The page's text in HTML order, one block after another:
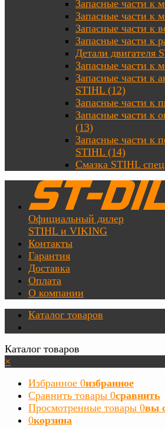
Запасные части к
Запасные части к
Запасные части к
Запасные части к
Детали двигателя
Запасные части к
Запасные части к
STIHL (12)
Запасные части к
Запасные части к
(13)
Запасные части к
STIHL (14)
Смазка STIHL
Официальный дилер
STIHL и VIKING
Контакты
Гарантия
Доставка
Оплата
О компании
Каталог товаров
Каталог товаров
×
Избранное 0избранное
Сравнить товары 0сравнить
Просмотренные товары 0вы
0корзина